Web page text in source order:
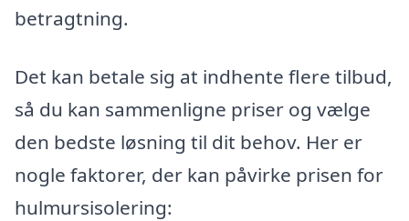
betragtning.
Det kan betale sig at indhente flere tilbud,
så du kan sammenligne priser og vælge
den bedste løsning til dit behov. Her er
nogle faktorer, der kan påvirke prisen for
hulmursisolering: